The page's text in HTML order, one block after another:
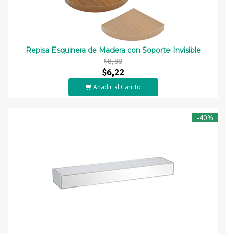
Repisa Esquinera de Madera con Soporte Invisible
$8,88
$6,22
Añadir al Carrito
-40%